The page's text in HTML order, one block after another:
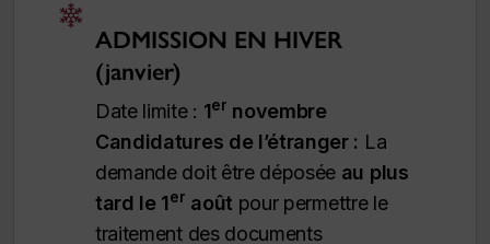
ADMISSION EN HIVER
(janvier)
Date limite : 1er novembre
Candidatures de l’étranger : La
demande doit être déposée au plus
tard le 1er août pour permettre le
traitement des documents